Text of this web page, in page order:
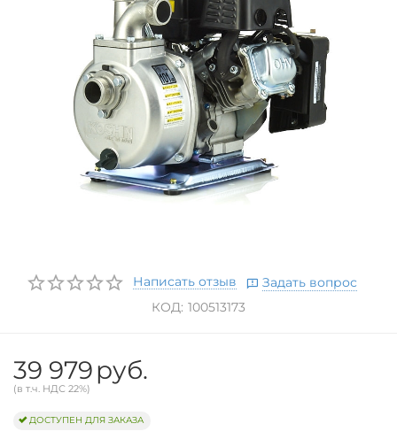
Написать отзыв
Задать вопрос
КОД: 100513173
39 979руб.
(в т.ч. НДС 22%)
ДОСТУПЕН ДЛЯ ЗАКАЗА